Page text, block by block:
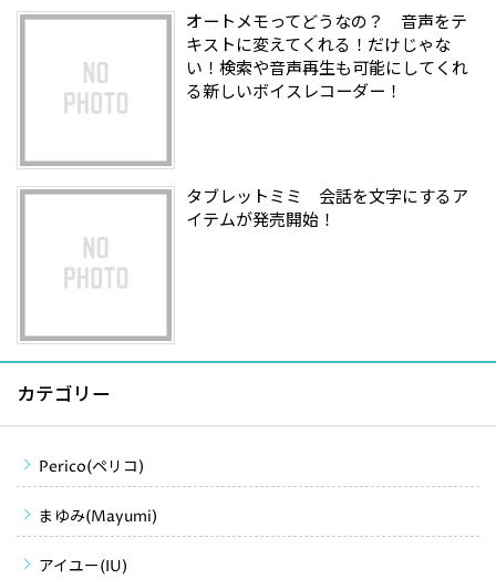
オートメモってどうなの？ 音声をテ
キストに変えてくれる！だけじゃな
い！検索や音声再生も可能にしてくれ
る新しいボイスレコーダー！
タブレットミミ 会話を文字にするア
イテムが発売開始！
カテゴリー
Perico(ペリコ)
まゆみ(Mayumi)
アイユー(IU)